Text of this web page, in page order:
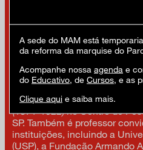
É doutorando em Arquitetura
de Arquitetura e Urbanismo
São Paulo (USP),
arquitetura. Possui
Humanas e Teoria de Moda
Federal de São Paulo). Além
da exposiçãoEma e a Moda
caligrafia dos gestosna Casa
Ciclo de ConferênciasA
(1871-1922)no Centro de
SP. Também é professor
instituições, incluindo a
(USP), a Fundação Armando
A sede do MAM está
da reforma da marquise do
Acompanhe nossa agenda e
do Educativo, de Cursos, e as
Clique aqui e saiba mais.